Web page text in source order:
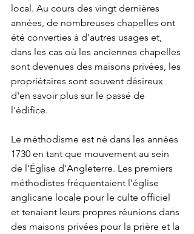
local. Au cours des vingt dernières
années, de nombreuses chapelles ont
été converties à d'autres usages et,
dans les cas où les anciennes chapelles
sont devenues des maisons privées, les
propriétaires sont souvent désireux
d'en savoir plus sur le passé de
l'édifice.
Le méthodisme est né dans les années
1730 en tant que mouvement au sein
de l'Église d'Angleterre. Les premiers
méthodistes fréquentaient l'église
anglicane locale pour le culte officiel
et tenaient leurs propres réunions dans
des maisons privées pour la prière et la